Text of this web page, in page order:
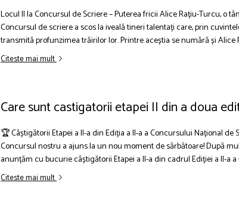
Locul II la Concursul de Scriere – Puterea fricii Alice Rațiu-Turcu, o
Concursul de scriere a scos la iveală tineri talentați care, prin
transmită profunzimea trăirilor lor. Printre aceștia se numără și Alice
Citeste mai mult
Care sunt castigatorii etapei II din a doua
🏆 Câștigătorii Etapei a II-a din Ediția a II-a a Concursului Național de
Concursul nostru a ajuns la un nou moment de sărbătoare! După
anunțăm cu bucurie câștigătorii Etapei a II-a din cadrul Ediției a II-a
Citeste mai mult